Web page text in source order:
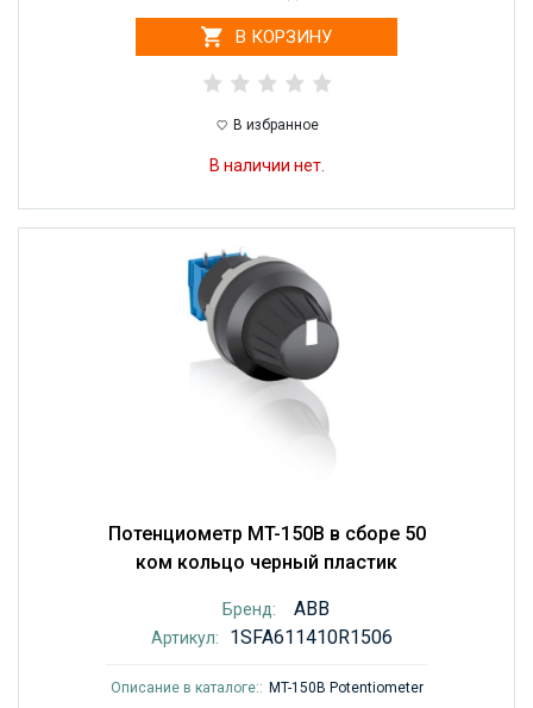
В КОРЗИНУ
В избранное
В наличии нет.
Потенциометр MT-150B в сборе 50
ком кольцо черный пластик
Бренд: ABB
Артикул: 1SFA611410R1506
Описание в каталоге:: MT-150B Potentiometer